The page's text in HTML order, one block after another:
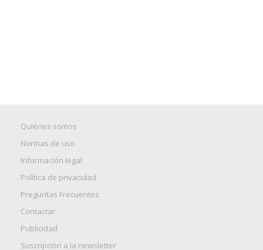
Quiénes somos
Normas de uso
Información legal
Política de privacidad
Preguntas Frecuentes
Contactar
Publicidad
Suscripción a la newsletter